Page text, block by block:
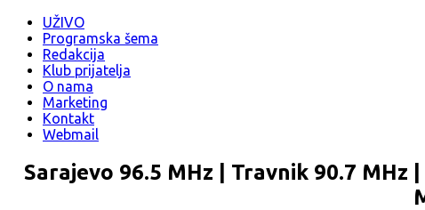
UŽIVO
Programska šema
Redakcija
Klub prijatelja
O nama
Marketing
Kontakt
Webmail
Sarajevo 96.5 MHz | Travnik 90.7 MHz